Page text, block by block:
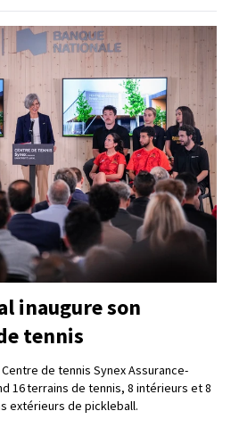
inaugure son
tennis
de tennis Synex Assurance-
16 terrains de tennis, 8 intérieurs et 8
extérieurs de pickleball.